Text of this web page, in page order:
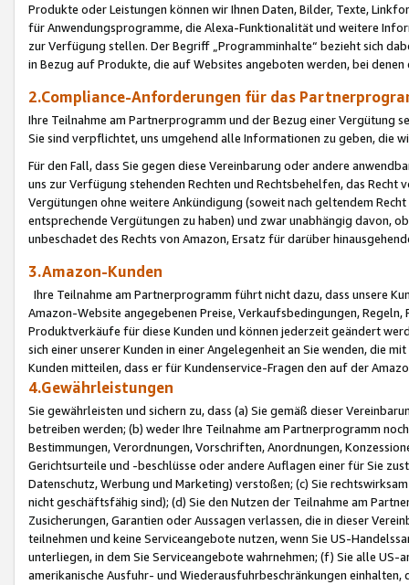
Produkte oder Leistungen können wir Ihnen Daten, Bilder, Texte,
für Anwendungsprogramme, die Alexa-Funktionalität und weitere
zur Verfügung stellen. Der Begriff „Programminhalte“ bezieht sich
in Bezug auf Produkte, die auf Websites angeboten werden, bei
2.Compliance-Anforderungen für das
Ihre Teilnahme am Partnerprogramm und der Bezug einer Vergütung
Sie sind verpflichtet, uns umgehend alle Informationen zu geben, die
Für den Fall, dass Sie gegen diese Vereinbarung oder andere
uns zur Verfügung stehenden Rechten und Rechtsbehelfen, das
Vergütungen ohne weitere Ankündigung (soweit nach geltendem
entsprechende Vergütungen zu haben) und zwar unabhängig davon,
unbeschadet des Rechts von Amazon, Ersatz für darüber
3.Amazon-Kunden
Ihre Teilnahme am Partnerprogramm führt nicht dazu, dass unsere
Amazon-Website angegebenen Preise, Verkaufsbedingungen,
Produktverkäufe für diese Kunden und können jederzeit geändert
sich einer unserer Kunden in einer Angelegenheit an Sie wenden, die
Kunden mitteilen, dass er für Kundenservice-Fragen den auf der
4.Gewährleistungen
Sie gewährleisten und sichern zu, dass (a) Sie gemäß dieser
betreiben werden; (b) weder Ihre Teilnahme am Partnerprogramm
Bestimmungen, Verordnungen, Vorschriften, Anordnungen,
Gerichtsurteile und -beschlüsse oder andere Auflagen einer für Sie
Datenschutz, Werbung und Marketing) verstoßen; (c) Sie
nicht geschäftsfähig sind); (d) Sie den Nutzen der Teilnahme am
Zusicherungen, Garantien oder Aussagen verlassen, die in dieser
teilnehmen und keine Serviceangebote nutzen, wenn Sie US-
unterliegen, in dem Sie Serviceangebote wahrnehmen; (f) Sie alle
amerikanische Ausfuhr- und Wiederausfuhrbeschränkungen